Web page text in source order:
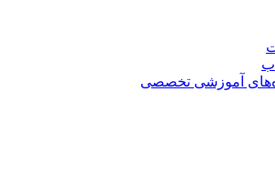
آموزشی تخصصی